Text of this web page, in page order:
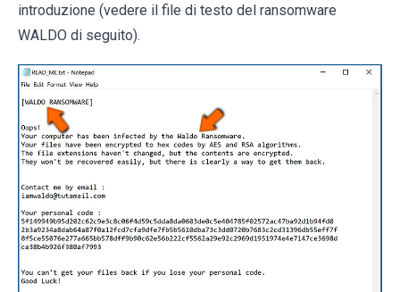
introduzione (vedere il file di testo del ransomware
WALDO di seguito).